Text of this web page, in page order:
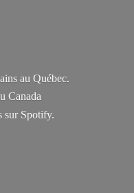
au Québec.
Canada
sur Spotify.